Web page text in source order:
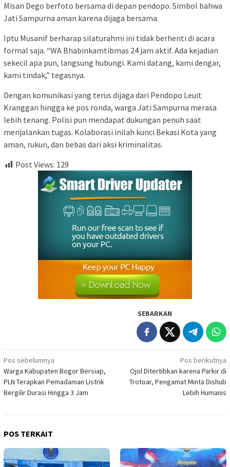
Misan Dego berfoto bersama di depan pendopo. Simbol bahwa
Jati Sampurna aman karena dijaga bersama.
Iptu Musanif berharap silaturahmi ini tidak berhenti di acara
formal saja. “WA Bhabinkamtibmas 24 jam aktif. Ada kejadian
sekecil apa pun, langsung hubungi. Kami datang, kami dengar,
kami tindak,” tegasnya.
Dengan komunikasi yang terus dijaga dari Pendopo Leuit
Kranggan hingga ke pos ronda, warga Jati Sampurna merasa
lebih tenang. Polisi pun mendapat dukungan penuh saat
menjalankan tugas. Kolaborasi inilah kunci Bekasi Kota yang
aman, rukun, dan bebas dari aksi kriminalitas.
Post Views: 129
SEBARKAN
Navigasi
pos
Pos sebelumnya
Warga Kabupaten Bogor Bersiap,
PLN Terapkan Pemadaman Listrik
Bergilir Durasi Hingga 3 Jam
Pos berikutnya
Ojol Ditertibkan karena Parkir di
Trotoar, Pengamat Minta Dishub
Lebih Humanis
POS TERKAIT